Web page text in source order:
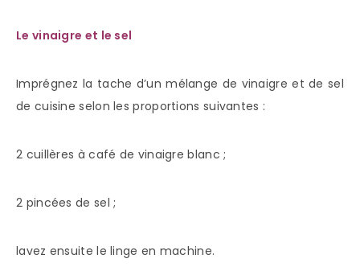
Le vinaigre et le sel
Imprégnez la tache d’un mélange de vinaigre et de sel
de cuisine selon les proportions suivantes :
2 cuillères à café de vinaigre blanc ;
2 pincées de sel ;
lavez ensuite le linge en machine.